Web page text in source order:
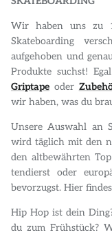
Wir haben uns zu
Skateboarding
aufgehoben und
Produkte suchst!
Griptape oder
wir haben, was du
Unsere Auswahl an
wird täglich mit den
den altbewährten
tendierst oder
bevorzugst. Hier
Hip Hop ist dein
du zum Frühstück?